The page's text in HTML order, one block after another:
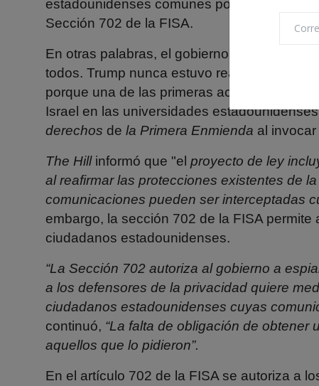
estadounidenses comunes por una razón u
Sección 702 de la FISA.
En otras palabras, el gobierno de Estados
todos. Trump nunca estuvo realmente
porque una de las primeras acciones que
Israel en las universidades
derechos de la Primera Enmienda al
The Hill informó que "el proyecto de ley
al reafirmar las protecciones existentes de
comunicaciones pueden ser interceptadas
embargo, la sección 702 de la FISA
ciudadanos estadounidenses.
“La Sección 702 autoriza al gobierno a
a los defensores de la privacidad quiere
ciudadanos estadounidenses cuyas
continuó, “La falta de obligación de
aquellos que lo pidieron”.
En el artículo 702 de la FISA se autoriza a